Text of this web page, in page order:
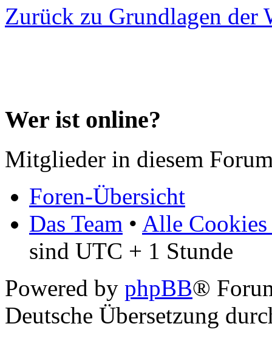
Zurück zu Grundlagen der
Wer ist online?
Mitglieder in diesem
Foren-Übersicht
Das Team • Alle Cookies
sind UTC + 1 Stunde
Powered by phpBB®
Deutsche Übersetzung